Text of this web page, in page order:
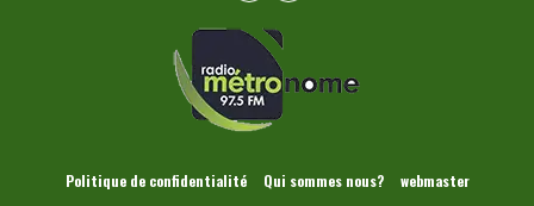
Politique de confidentialité Qui sommes nous? webmaster